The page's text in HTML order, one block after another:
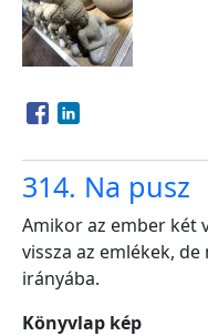
Opens in a new
Opens in a new
314. Na pusz
Amikor az ember két
vissza az emlékek,
irányába.
Könyvlap kép